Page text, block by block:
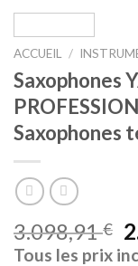
ACCUEIL /
Saxophones
Saxophones
3.098,91€
Tous les prix